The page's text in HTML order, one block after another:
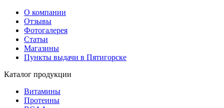
О компании
Отзывы
Фотогалерея
Статьи
Магазины
Пункты выдачи в Пятигорске
Каталог продукции
Витамины
Протеины